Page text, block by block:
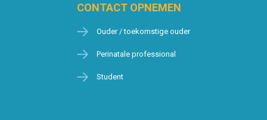
CONTACT OPNEMEN
Ouder / toekomstige ouder
Perinatale professional
Student